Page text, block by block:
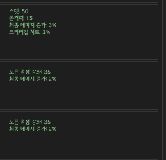
스탯: 50
공격력: 15
최종 데미지 증가: 3%
크리티컬 히트: 3%
모든 속성 강화: 35
최종 데미지 증가: 2%
모든 속성 강화: 35
최종 데미지 증가: 2%